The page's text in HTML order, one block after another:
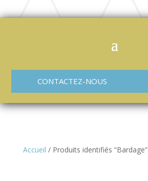
CONTACTEZ-NOUS
Accueil / Produits identifiés “Bardage”